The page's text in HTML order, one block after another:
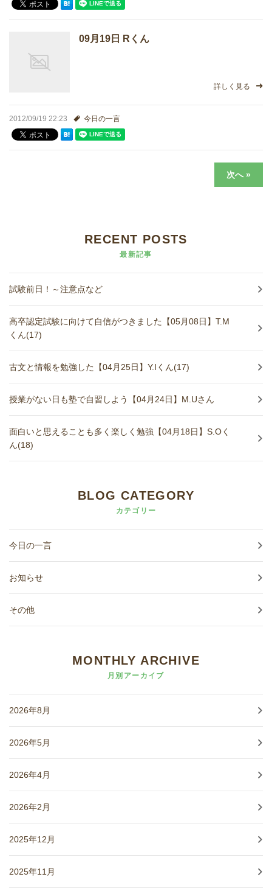
09月19日 Rくん
詳しく見る
2012/09/19 22:23 今日の一言
次へ »
RECENT POSTS
最新記事
試験前日！～注意点など
高卒認定試験に向けて自信がつきました【05月08日】T.M
くん(17)
古文と情報を勉強した【04月25日】Y.Iくん(17)
授業がない日も塾で自習しよう【04月24日】M.Uさん
面白いと思えることも多く楽しく勉強【04月18日】S.Oく
ん(18)
BLOG CATEGORY
カテゴリー
今日の一言
お知らせ
その他
MONTHLY ARCHIVE
月別アーカイブ
2026年8月
2026年5月
2026年4月
2026年2月
2025年12月
2025年11月